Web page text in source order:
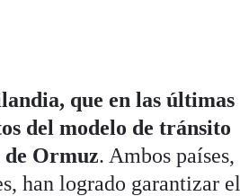
que en las últimas
del modelo de tránsito
de Ormuz. Ambos países,
han logrado garantizar el